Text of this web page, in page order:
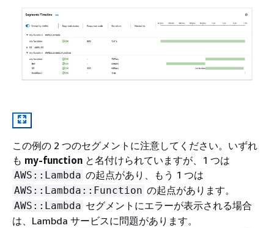
この例の 2 つのセグメントに注意してください。いずれ
も my-function と名付けられていますが、1 つは
AWS::Lambda の起点があり、もう 1 つは
AWS::Lambda::Function の起点があります。
AWS::Lambda セグメントにエラーが表示される場合
は、Lambda サービスに問題があります。